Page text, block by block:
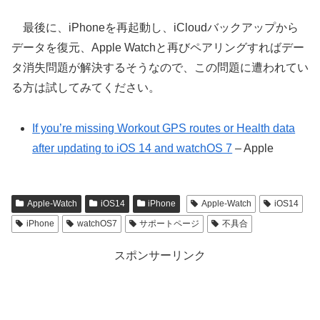
最後に、iPhoneを再起動し、iCloudバックアップから
データを復元、Apple Watchと再びペアリングすればデー
タ消失問題が解決するそうなので、この問題に遭われてい
る方は試してみてください。
If you’re missing Workout GPS routes or Health data
after updating to iOS 14 and watchOS 7 – Apple
Apple-Watch iOS14 iPhone Apple-Watch
iOS14
iPhone
watchOS7 サポートページ 不具合
スポンサーリンク